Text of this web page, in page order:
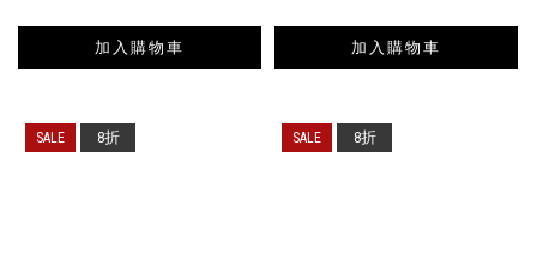
加入購物車 加入購物車
8折 8折